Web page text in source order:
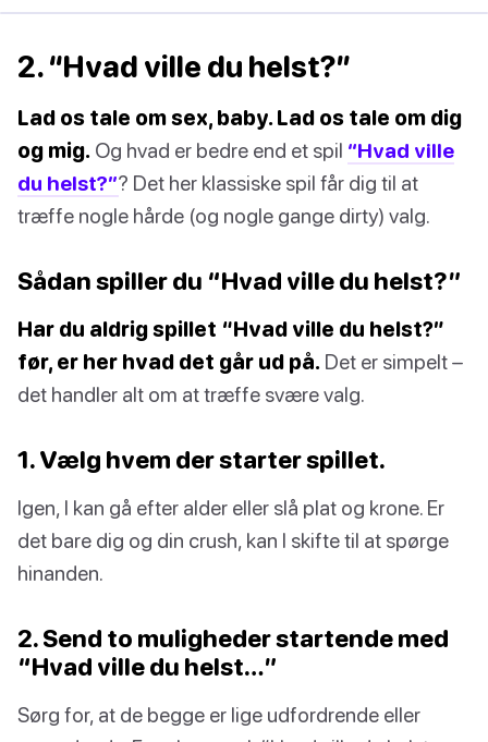
2. “Hvad ville du helst?”
Lad os tale om sex, baby. Lad os tale om dig
og mig. Og hvad er bedre end et spil “Hvad ville
du helst?”? Det her klassiske spil får dig til at
træffe nogle hårde (og nogle gange dirty) valg.
Sådan spiller du “Hvad ville du helst?”
Har du aldrig spillet “Hvad ville du helst?”
før, er her hvad det går ud på. Det er simpelt –
det handler alt om at træffe svære valg.
1. Vælg hvem der starter spillet.
Igen, I kan gå efter alder eller slå plat og krone. Er
det bare dig og din crush, kan I skifte til at spørge
hinanden.
2. Send to muligheder startende med
“Hvad ville du helst…”
Sørg for, at de begge er lige udfordrende eller